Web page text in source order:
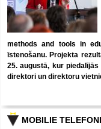
methods and tools in
īstenošanu. Projekta
25. augustā, kur
direktori un direktoru
MOBILIE TELEFONI